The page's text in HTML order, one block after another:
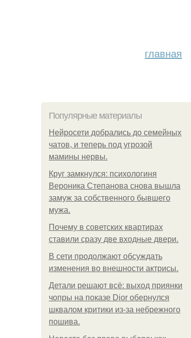
главная
Популярные материалы
Нейросети добрались до семейных
чатов, и теперь под угрозой
мамины нервы.
Круг замкнулся: психологиня
Вероника Степанова снова вышла
замуж за собственного бывшего
мужа.
Почему в советских квартирах
ставили сразу две входные двери.
В сети продолжают обсуждать
изменения во внешности актрисы.
Детали решают всё: выход приянки
чопры на показе Dior обернулся
шквалом критики из-за небрежного
пошива.